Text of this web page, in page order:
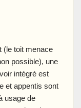
(le toit menace
possible), une
intégré est
et appentis sont
usage de